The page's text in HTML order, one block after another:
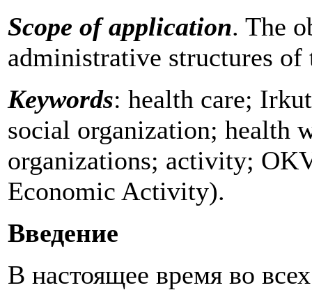
Scope of application. The
administrative structures of
Keywords: health care;
social organization; health
organizations; activity;
Economic Activity).
Введение
В настоящее время во